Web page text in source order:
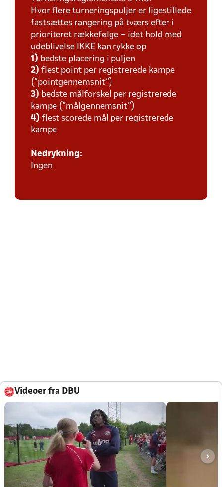
Hvor flere turneringspuljer er ligestillede
fastsættes rangering på tværs efter i
prioriteret rækkefølge – idet hold med
udeblivelse IKKE kan rykke op
1) bedste placering i puljen
2) flest point per registrerede kampe
(”pointgennemsnit”)
3) bedste målforskel per registrerede
kampe (”målgennemsnit”)
4) flest scorede mål per registrerede
kampe
Nedrykning:
Ingen
Videoer fra DBU